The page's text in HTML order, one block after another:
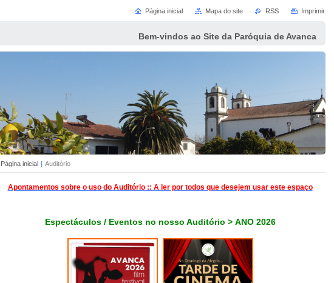
Bem-vindos ao Site da Paróquia de Avanca
Página inicial | Auditório
Apontamentos sobre o uso do Auditório :: A ler por todos que desejem usar este espaço
Espectáculos / Eventos no nosso Auditório > ANO 2026
Página inicial Mapa do site RSS Imprimir